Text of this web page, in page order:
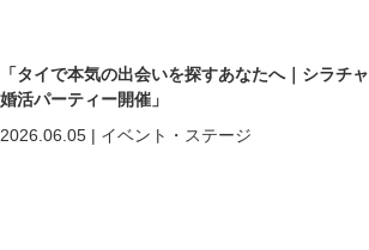
「タイで本気の出会いを探すあなたへ｜シラチャ
婚活パーティー開催」
2026.06.05 | イベント・ステージ